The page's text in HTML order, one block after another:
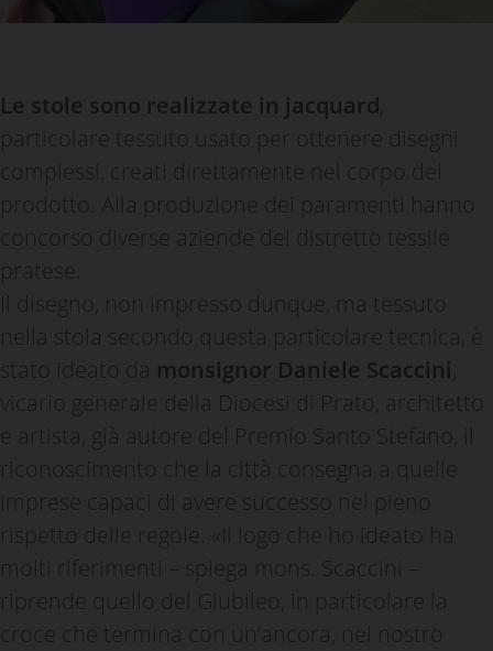
Le stole sono realizzate in jacquard
particolare tessuto usato per ottenere disegni
complessi, creati direttamente nel corpo del
prodotto. Alla produzione dei paramenti hanno
concorso diverse aziende del distretto tessile
pratese.
Il disegno, non impresso dunque, ma tessuto
nella stola secondo questa particolare tecnica, è
stato ideato da monsignor Daniele Scaccini
vicario generale della Diocesi di Prato, architetto
e artista, già autore del Premio Santo Stefano, il
riconoscimento che la città consegna a quelle
imprese capaci di avere successo nel pieno
rispetto delle regole. «Il logo che ho ideato ha
molti riferimenti – spiega mons. Scaccini –
riprende quello del Giubileo, in particolare la
croce che termina con un’ancora, nel nostro